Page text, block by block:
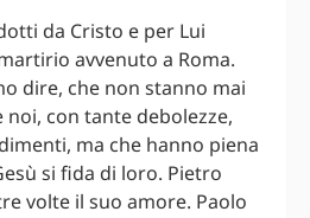
da Cristo e per Lui
avvenuto a Roma.
dire, che non stanno mai
con tante debolezze,
ma che hanno piena
si fida di loro. Pietro
volte il suo amore. Paolo